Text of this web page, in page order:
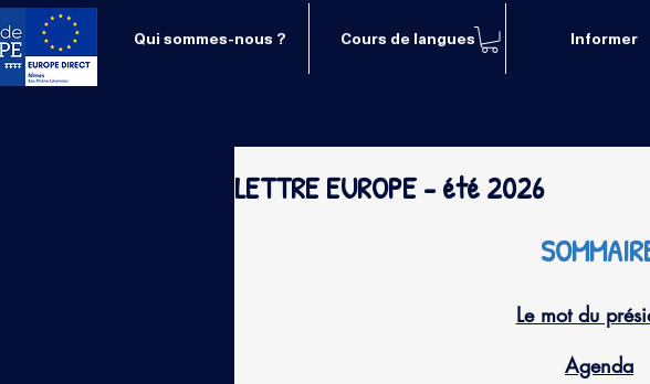
Qui sommes-nous ? Cours de langues Informer
LETTRE EUROPE - été 2026
Le mot du
Agenda